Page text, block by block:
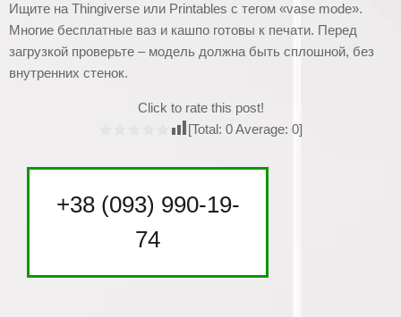
Ищите на Thingiverse или Printables с тегом «vase mode».
Многие бесплатные ваз и кашпо готовы к печати. Перед
загрузкой проверьте – модель должна быть сплошной, без
внутренних стенок.
Click to rate this post!
[Total: 0Average: 0]
+38 (093) 990-19-
74